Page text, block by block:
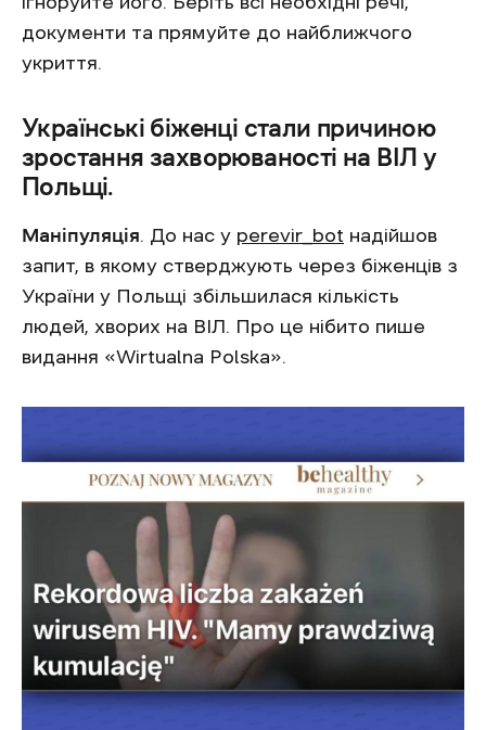
документи та прямуйте до найближчого
укриття.
Українські біженці стали причиною
зростання захворюваності на ВІЛ у
Польщі.
Маніпуляція. До нас у perevir_bot надійшов
запит, в якому стверджують через біженців з
України у Польщі збільшилася кількість
людей, хворих на ВІЛ. Про це нібито пише
видання «Wirtualna Polska».